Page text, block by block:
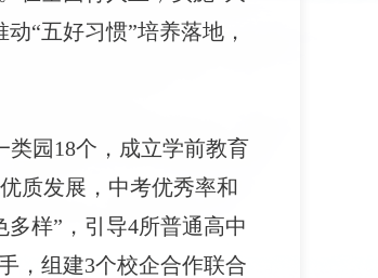
“五好习惯”培养落地，
类园18个，成立学前教育
质发展，中考优秀率和
样”，引导4所普通高中
，组建3个校企合作联合